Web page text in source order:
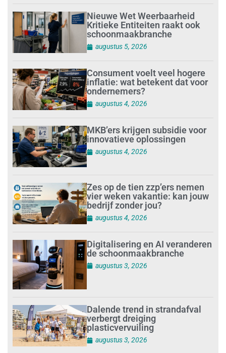
Nieuwe Wet Weerbaarheid
Kritieke Entiteiten raakt ook
schoonmaakbranche
augustus 5, 2026
Consument voelt veel hogere
inflatie: wat betekent dat voor
ondernemers?
augustus 4, 2026
MKB’ers krijgen subsidie voor
innovatieve oplossingen
augustus 4, 2026
Zes op de tien zzp’ers nemen
vier weken vakantie: kan jouw
bedrijf zonder jou?
augustus 4, 2026
Digitalisering en AI veranderen
de schoonmaakbranche
augustus 3, 2026
Dalende trend in strandafval
verbergt dreiging
plasticvervuiling
augustus 3, 2026